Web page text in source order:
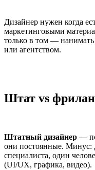
Дизайнер нужен когда
маркетинговыми
только в том —
или агентством.
Штат vs
Штатный дизайнер —
они постоянные. Минус:
специалиста, один
(UI/UX, графика, видео).